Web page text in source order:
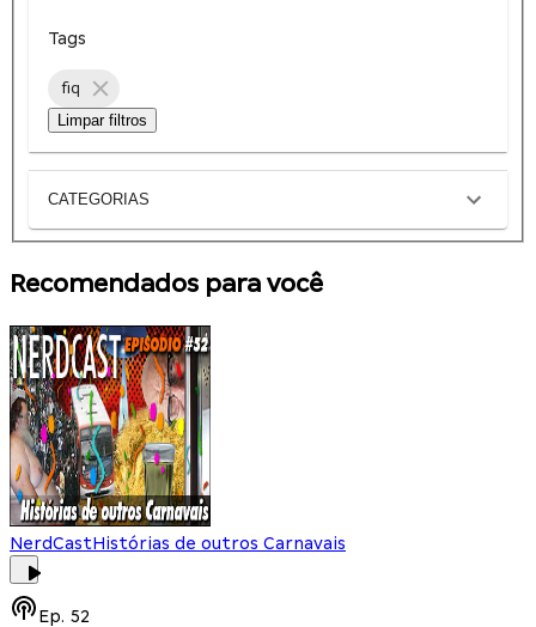
Tags
fiq
Limpar filtros
CATEGORIAS
Recomendados para você
NerdCastHistórias de outros Carnavais
Ep. 52